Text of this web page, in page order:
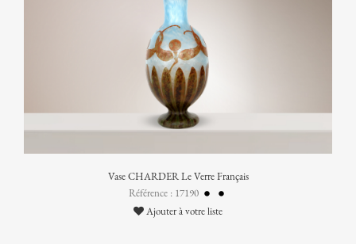
Vase CHARDER Le Verre Français
Référence : 17190
Ajouter à votre liste